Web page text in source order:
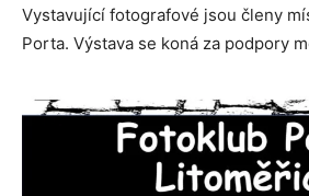
Vystavující fotografové jsou členy
Porta. Výstava se koná za podpory